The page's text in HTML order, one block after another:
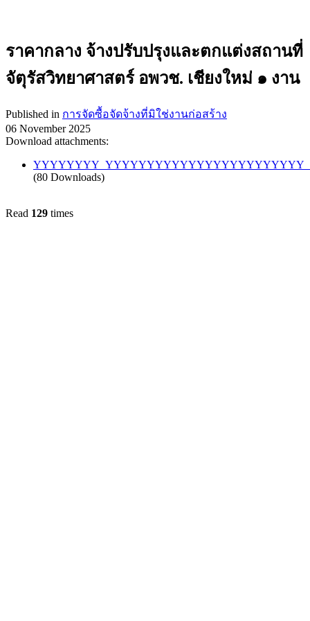
ราคากลาง จ้างปรับปรุงและตกแต่งสถานที่
จัตุรัสวิทยาศาสตร์ อพวช. เชียงใหม่ ๑ งาน
Published in การจัดซื้อจัดจ้างที่มิใช่งานก่อสร้าง
06 November 2025
Download attachments:
(80 Downloads)
Read 129 times